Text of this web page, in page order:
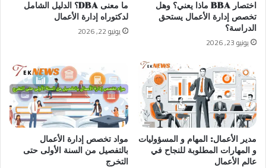
اختصار BBA ماذا يعني؟ وهل
تخصص إدارة الأعمال يستحق
الدراسة؟
يونيو 23, 2026
ما معنى DBA؟ الدليل الشامل
لدكتوراه إدارة الأعمال
يونيو 22, 2026
مدير الأعمال: المهام و المسؤوليات
و المهارات المطلوبة للنجاح في
عالم الأعمال
مواد تخصص إدارة الأعمال
بالتفصيل من السنة الأولى حتى
التخرج